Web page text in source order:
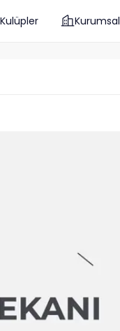
Kulüpler Kurumsal